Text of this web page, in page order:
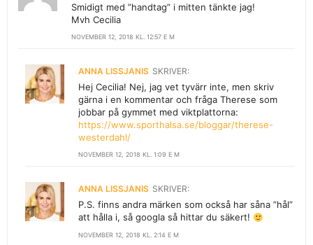
NOVEMBER 12, 2018 KL. 12:57 E M
Smidigt med ”handtag” i mitten tänkte jag!
Mvh Cecilia
ANNA LISSJANIS SKRIVER:
NOVEMBER 12, 2018 KL. 1:09 E M
Hej Cecilia! Nej, jag vet tyvärr inte, men skriv
gärna i en kommentar och fråga Therese som
jobbar på gymmet med viktplattorna:
https://www.sporthalsa.se/bloggar/therese-
westerdahl/
ANNA LISSJANIS SKRIVER:
NOVEMBER 12, 2018 KL. 2:14 E M
P.S. finns andra märken som också har såna ”hål”
att hålla i, så googla så hittar du säkert!